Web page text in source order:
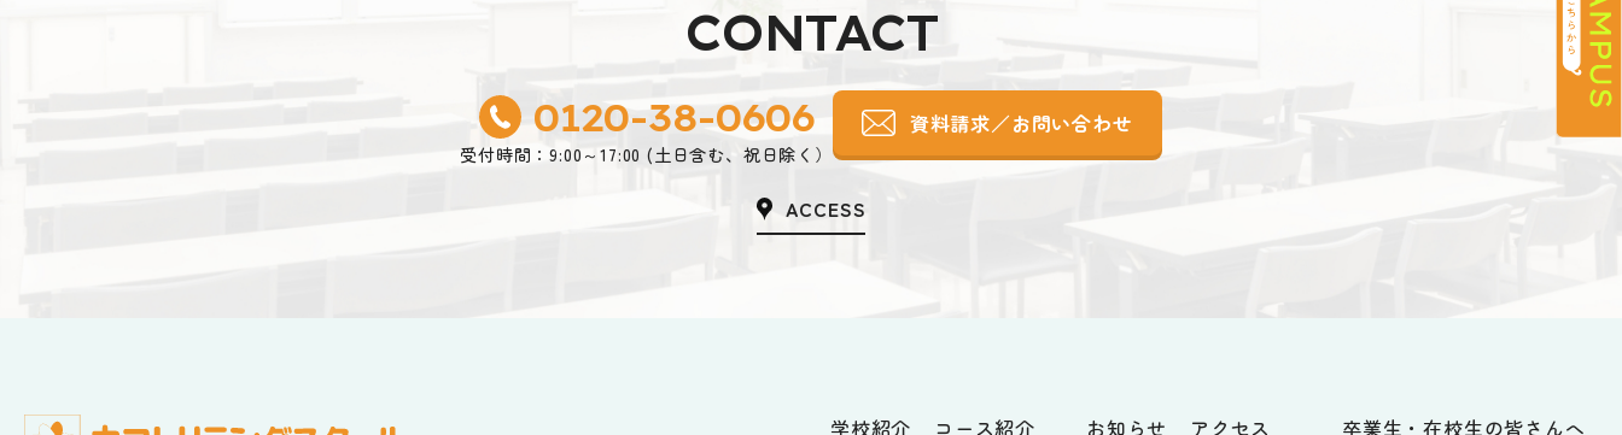
CONTACT
0120-38-0606
受付時間：9:00～17:00 (土日含む、祝日除く）
資料請求／お問い合わせ
ACCESS
学校紹介 コース紹介 お知らせ アクセス 卒業生・在校生の皆さんへ